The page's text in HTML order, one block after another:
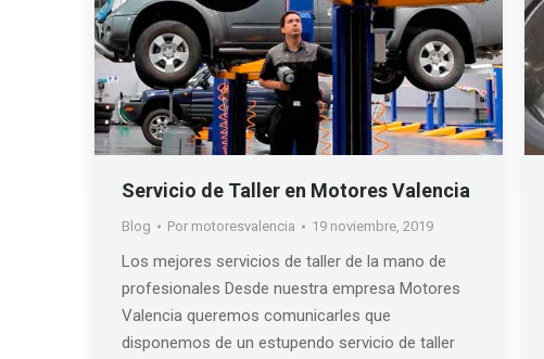
Servicio de Taller en Motores Valencia
Blog Por motoresvalencia 19 noviembre, 2019
Los mejores servicios de taller de la mano de
profesionales Desde nuestra empresa Motores
Valencia queremos comunicarles que
disponemos de un estupendo servicio de taller